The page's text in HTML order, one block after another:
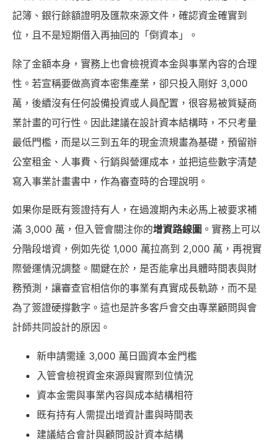
記簿、銀行餘額證明及匯款來源文件，確認資金確實到
位，且不是短期借入再抽回的「倒資本」。
除了金額本身，實務上也會檢視資本金與事業內容的合理
性。若宣稱要做高資本密集產業，卻只投入剛好 3,000
萬，後續沒有任何設備投資或人員配置，很容易被質疑商
業計畫的可行性。因此建議在設計資本結構時，不只考量
最低門檻，而是以三到五年的現金流規畫為基礎，預留辦
公室租金、人事費、行銷與營運成本，並把這些數字清楚
寫入事業計畫書中，作為審查時的合理說明。
如果你是既有簽證持有人，在過渡期內未必馬上被要求補
滿 3,000 萬，但入管會關注你的增資路線圖 。實務上可以
分階段增資，例如先從 1,000 萬拉高到 2,000 萬，再視實
際營運情況調整。關鍵在於，是否能拿出具體時間表與財
務預測，讓審查官相信你的事業有真實成長軌跡，而不是
為了簽證硬撐數字。這也是許多客戶會交由專業顧問與會
計師共同設計的原因。
新申請需達 3,000 萬日圓資本金門檻
入管會檢視資金來源與實際到位情況
資本金需與事業內容與成本結構相符
既有持有人需提出增資計畫與時間表
建議結合會計與顧問設計資本結構